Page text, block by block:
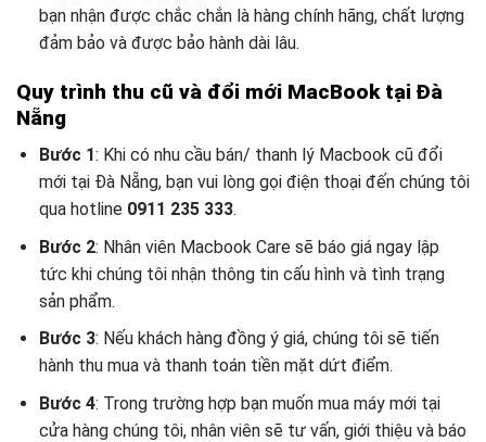
bạn nhận được chắc chắn là hàng chính hãng, chất lượng
đảm bảo và được bảo hành dài lâu.
Quy trình thu cũ và đổi mới MacBook tại Đà
Nẵng
Bước 1: Khi có nhu cầu bán/ thanh lý Macbook cũ đổi
mới tại Đà Nẵng, bạn vui lòng gọi điện thoại đến chúng tôi
qua hotline0911 235 333.
Bước 2: Nhân viên Macbook Care sẽ báo giá ngay lập
tức khi chúng tôi nhận thông tin cấu hình và tình trạng
sản phẩm.
Bước 3: Nếu khách hàng đồng ý giá, chúng tôi sẽ tiến
hành thu mua và thanh toán tiền mặt dứt điểm.
Bước 4: Trong trường hợp bạn muốn mua máy mới tại
cửa hàng chúng tôi, nhân viên sẽ tư vấn, giới thiệu và báo